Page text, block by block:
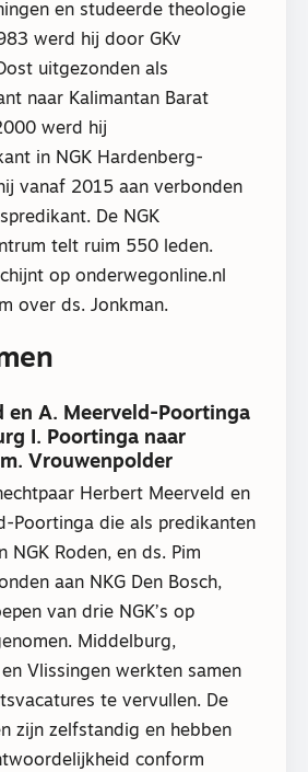
en studeerde theologie
werd hij door GKv
uitgezonden als
naar Kalimantan Barat
werd hij
in NGK Hardenberg-
vanaf 2015 aan verbonden
De NGK
telt ruim 550 leden.
op onderwegonline.nl
over ds. Jonkman.
en A. Meerveld-Poortinga
I. Poortinga naar
Vrouwenpolder
Herbert Meerveld en
Poortinga die als predikanten
NGK Roden, en ds. Pim
aan NKG Den Bosch,
van drie NGK’s op
Middelburg,
Vlissingen werkten samen
te vervullen. De
zijn zelfstandig en hebben
conform